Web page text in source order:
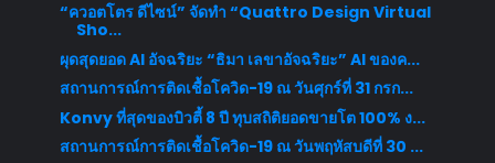
“ควอตโตร ดีไซน์” จัดทำ “Quattro Design Virtual
Sho...
ผุดสุดยอด AI อัจฉริยะ “ธิมา เลขาอัจฉริยะ” AI ของค...
สถานการณ์การติดเชื้อโควิด-19 ณ วันศุกร์ที่ 31 กรก...
Konvy ที่สุดของบิวตี้ 8 ปี ทุบสถิติยอดขายโต 100% ง...
สถานการณ์การติดเชื้อโควิด-19 ณ วันพฤหัสบดีที่ 30 ...